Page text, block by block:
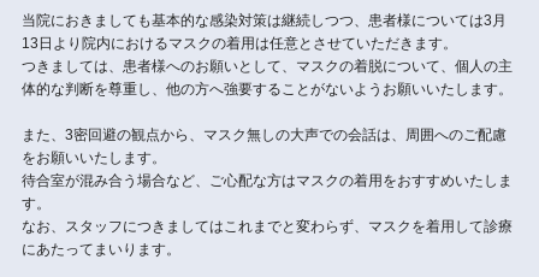
当院におきましても基本的な感染対策は継続しつつ、患者様については3月
13日より院内におけるマスクの着用は任意とさせていただきます。
つきましては、患者様へのお願いとして、マスクの着脱について、個人の主
体的な判断を尊重し、他の方へ強要することがないようお願いいたします。
また、3密回避の観点から、マスク無しの大声での会話は、周囲へのご配慮
をお願いいたします。
待合室が混み合う場合など、ご心配な方はマスクの着用をおすすめいたしま
す。
なお、スタッフにつきましてはこれまでと変わらず、マスクを着用して診療
にあたってまいります。